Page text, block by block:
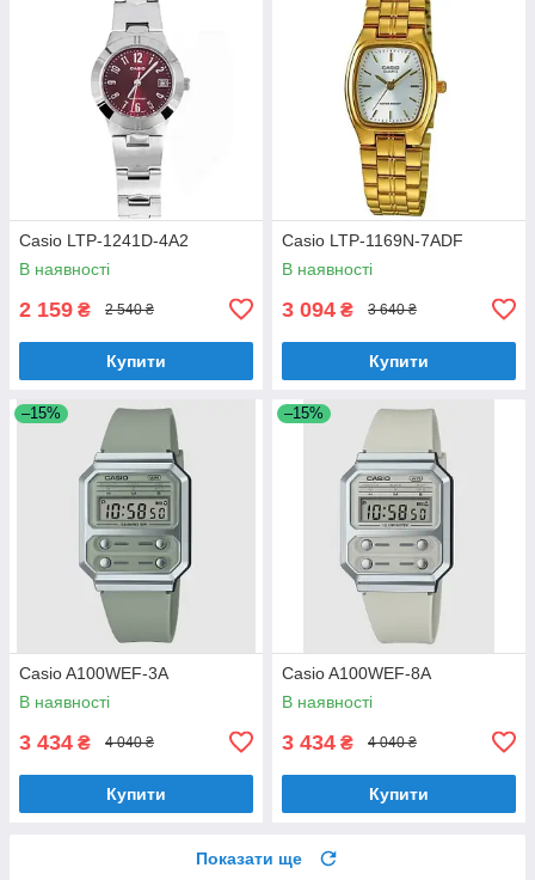
Casio LTP-1241D-4A2
В наявності
2 159 ₴ 2 540 ₴
Купити
Casio LTP-1169N-7ADF
В наявності
3 094 ₴ 3 640 ₴
Купити
–15%
Casio A100WEF-3A
В наявності
3 434 ₴ 4 040 ₴
Купити
–15%
Casio A100WEF-8A
В наявності
3 434 ₴ 4 040 ₴
Купити
Показати ще